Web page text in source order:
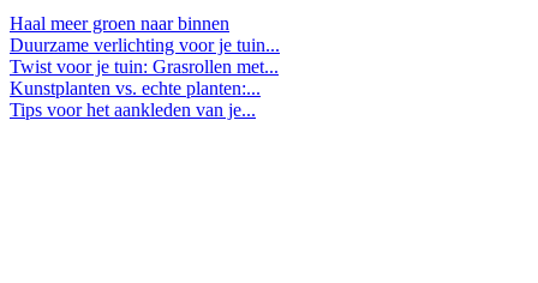
Haal meer groen naar binnen
Duurzame verlichting voor je tuin...
Twist voor je tuin: Grasrollen met...
Kunstplanten vs. echte planten:...
Tips voor het aankleden van je...